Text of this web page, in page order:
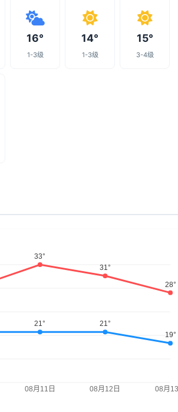
16°
1-3级
14°
1-3级
15°
3-4级